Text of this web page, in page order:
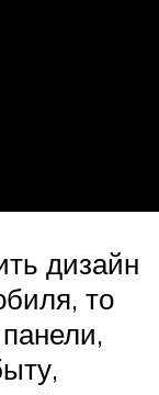
дизайн
то